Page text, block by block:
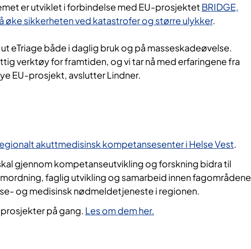
er utviklet i forbindelse med EU-prosjektet BRIDGE,
øke sikkerheten ved katastrofer og større ulykker.
ut eTriage både i daglig bruk og på masseskadeøvelse.
verktøy for framtiden, og vi tar nå med erfaringene fra
EU-prosjekt, avslutter Lindner.
akuttmedisinsk kompetansesenter i Helse Vest.
gjennom kompetanseutvikling og forskning bidra til
faglig utvikling og samarbeid innen fagområdene
og medisinsk nødmeldetjeneste i regionen.
på gang. Les om dem her.